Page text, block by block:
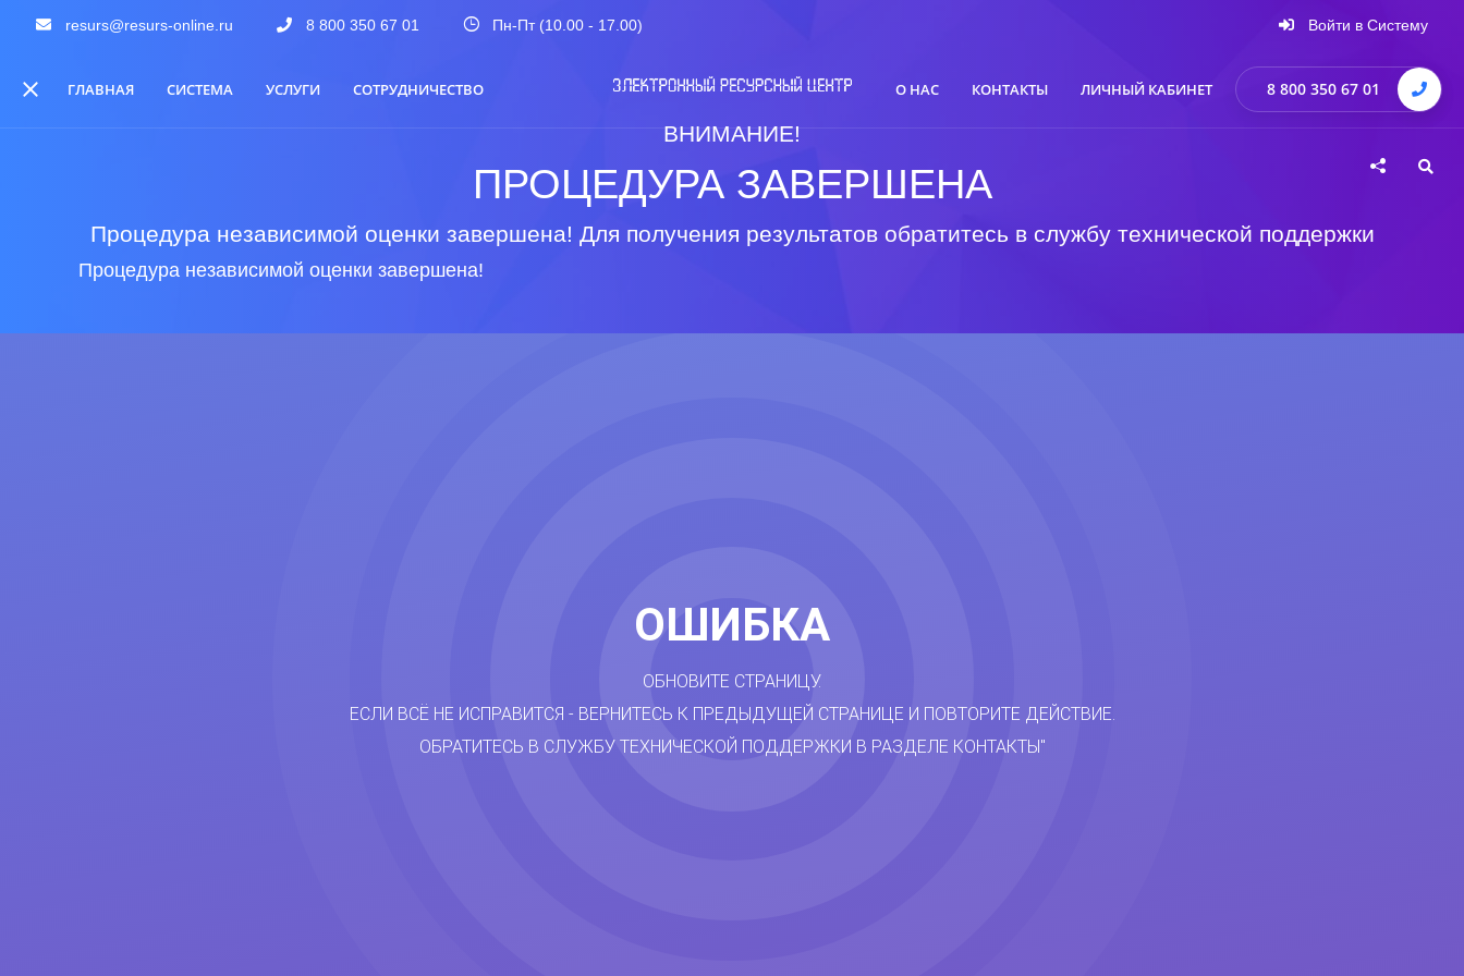
resurs@resurs-online.ru 8 800 350 67 01 Пн-Пт (10.00 - 17.00) Войти в Систему
ГЛАВНАЯ СИСТЕМА УСЛУГИ СОТРУДНИЧЕСТВО О НАС КОНТАКТЫ ЛИЧНЫЙ КАБИНЕТ 8 800 350 67 01
ВНИМАНИЕ!
ПРОЦЕДУРА ЗАВЕРШЕНА
Процедура независимой оценки завершена! Для получения результатов обратитесь в службу технической поддержки
Процедура независимой оценки завершена!
ОШИБКА
ОБНОВИТЕ СТРАНИЦУ.
ЕСЛИ ВСЁ НЕ ИСПРАВИТСЯ - ВЕРНИТЕСЬ К ПРЕДЫДУЩЕЙ СТРАНИЦЕ И ПОВТОРИТЕ ДЕЙСТВИЕ.
ОБРАТИТЕСЬ В СЛУЖБУ ТЕХНИЧЕСКОЙ ПОДДЕРЖКИ В РАЗДЕЛЕ КОНТАКТЫ"